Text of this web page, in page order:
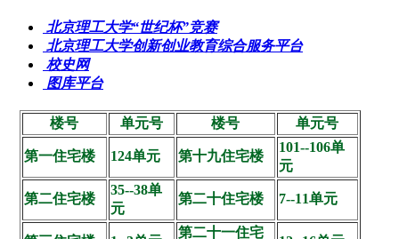
北京理工大学“世纪杯”竞赛
北京理工大学创新创业教育综合服务平台
校史网
图库平台
楼号 单元号 楼号 单元号
第一住宅楼 124单元 第十九住宅楼
101--106单
元
第二住宅楼
35--38单
元
第二十住宅楼 7--11单元
第二十一住宅